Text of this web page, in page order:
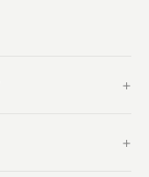
+
+